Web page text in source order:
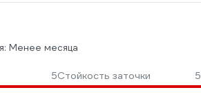
Менее месяца
5Стойкость заточки 5